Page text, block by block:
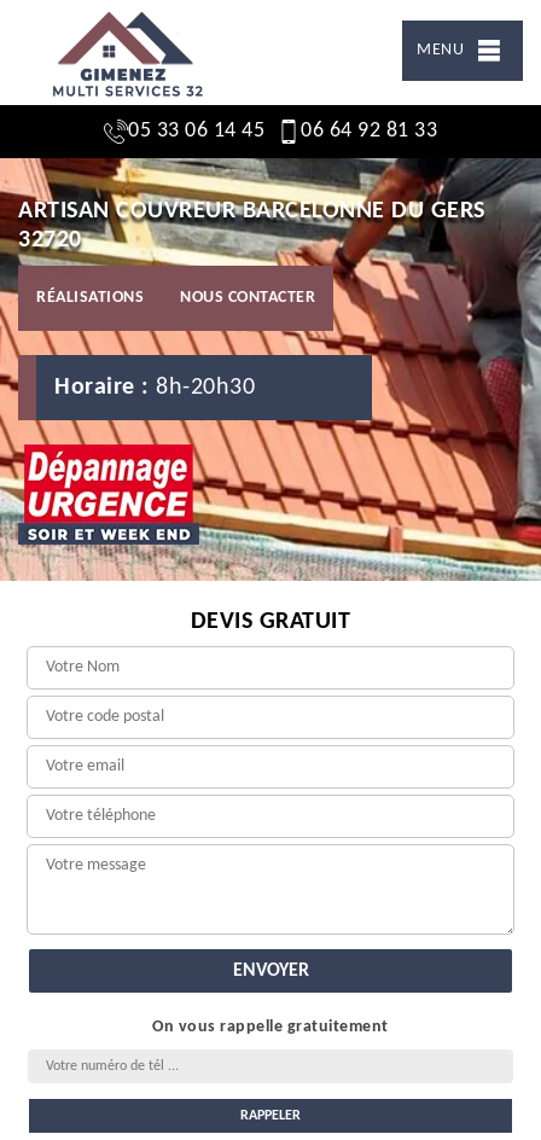
MENU
05 33 06 14 45 06 64 92 81 33
ARTISAN COUVREUR BARCELONNE DU GERS
32720
RÉALISATIONS NOUS CONTACTER
Horaire : 8h-20h30
DEVIS GRATUIT
On vous rappelle gratuitement